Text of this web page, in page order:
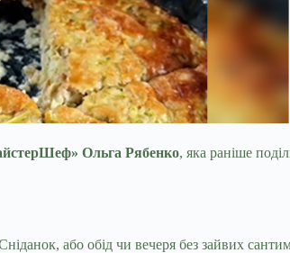
Ольга Рябенко, яка раніше
або обід чи вечеря без зайвих